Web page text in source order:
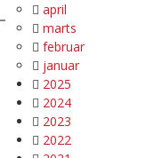
april
marts
februar
januar
2025
2024
2023
2022